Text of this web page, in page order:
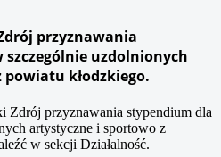
przyznawania
uzdolnionych
kłodzkiego.
przyznawania stypendium dla
artystyczne i sportowo z
w sekcji Działalność.